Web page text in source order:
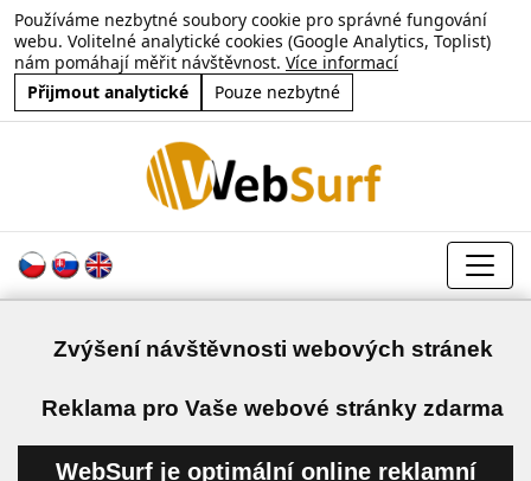
Používáme nezbytné soubory cookie pro správné fungování
webu. Volitelné analytické cookies (Google Analytics, Toplist)
nám pomáhají měřit návštěvnost. Více informací
Přijmout analytické
Pouze nezbytné
Zvýšení návštěvnosti webových stránek
Reklama pro Vaše webové stránky zdarma
WebSurf je optimální online reklamní